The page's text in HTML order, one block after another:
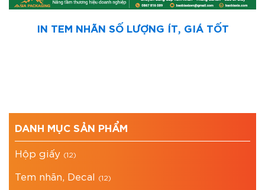
IN TEM NHÃN SỐ LƯỢNG ÍT, GIÁ TỐT
DANH MỤC SẢN PHẨM
Hộp giấy (12)
Tem nhãn, Decal (12)